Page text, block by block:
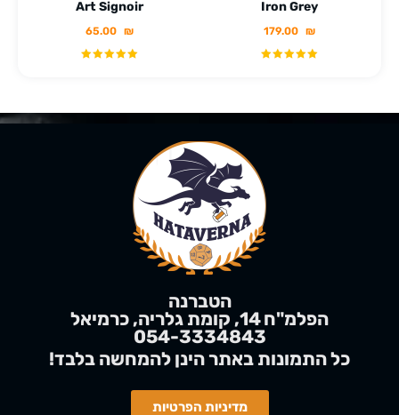
Art Signoir
65.00 ₪
Iron Grey
179.00 ₪
הטברנה
הפלמ"ח 14, קומת גלריה, כרמיאל
054-3334843
!כל התמונות באתר הינן להמחשה בלבד
מדיניות הפרטיות